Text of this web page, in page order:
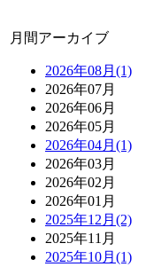
月間アーカイブ
2026年08月(1)
2026年07月
2026年06月
2026年05月
2026年04月(1)
2026年03月
2026年02月
2026年01月
2025年12月(2)
2025年11月
2025年10月(1)